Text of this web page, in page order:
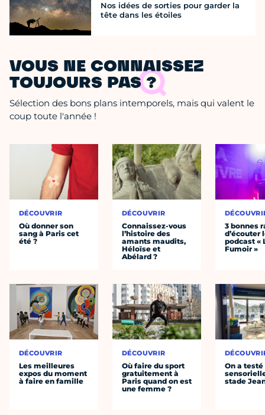
Nos idées de sorties pour garder la
tête dans les étoiles
VOUS NE CONNAISSEZ
TOUJOURS PAS ?
Sélection des bons plans intemporels, mais qui valent le
coup toute l'année !
DÉCOUVRIR
Où donner son
sang à Paris cet
été ?
DÉCOUVRIR
Les meilleures
expos du moment
à faire en famille
DÉCOUVRIR
Connaissez-vous
l’histoire des
amants maudits,
Héloïse et
Abélard ?
DÉCOUVRIR
Où faire du sport
gratuitement à
Paris quand on est
une femme ?
3 bonnes
d’écouter
podcast «
Fumoir »
On a
stade